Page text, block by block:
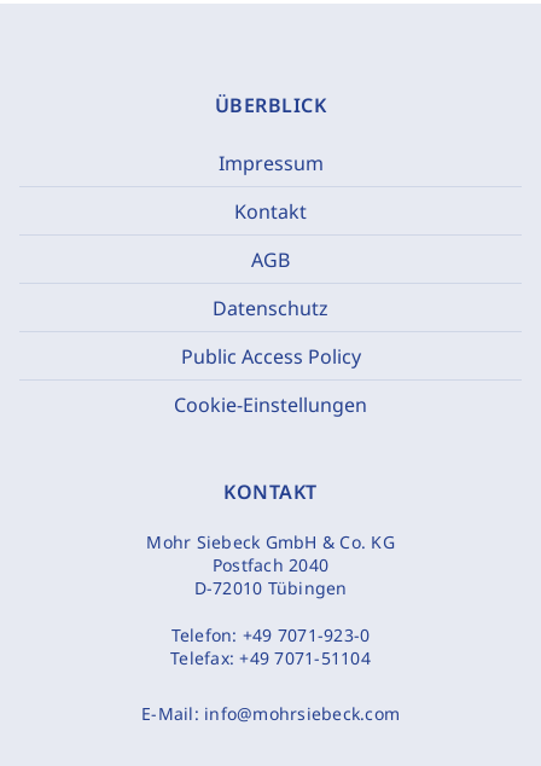
ÜBERBLICK
Impressum
Kontakt
AGB
Datenschutz
Public Access Policy
Cookie-Einstellungen
KONTAKT
Mohr Siebeck GmbH & Co. KG
Postfach 2040
D-72010 Tübingen
Telefon: +49 7071-923-0
Telefax:+49 7071-51104
E-Mail: info@mohrsiebeck.com